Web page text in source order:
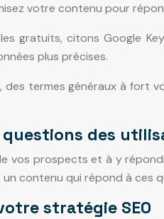
votre contenu pour
gratuits, citons Google
plus précises.
termes généraux à fort
questions des
prospects et à y
contenu qui répond à
stratégie SEO